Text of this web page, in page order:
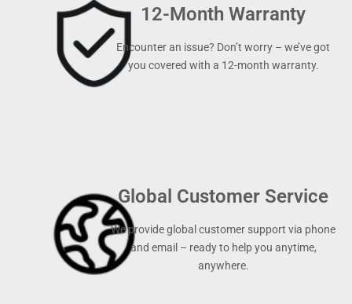
12-Month Warranty
Encounter an issue? Don’t worry – we’ve got
you covered with a 12-month warranty.
Global Customer Service
We provide global customer support via phone
and email – ready to help you anytime,
anywhere.